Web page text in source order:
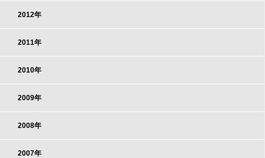
2012年
2011年
2010年
2009年
2008年
2007年